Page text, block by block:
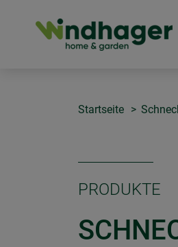
Startseite
PRODUKTE